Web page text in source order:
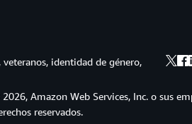
identidad de género,
Amazon Web Services, Inc. o sus
reservados.